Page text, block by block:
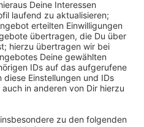
negative
und dass die Öffnungen
begleitet
hält die Bedingungen hier
an
groß und wachse stetig
ebenfalls groß:
und 20 Städte als